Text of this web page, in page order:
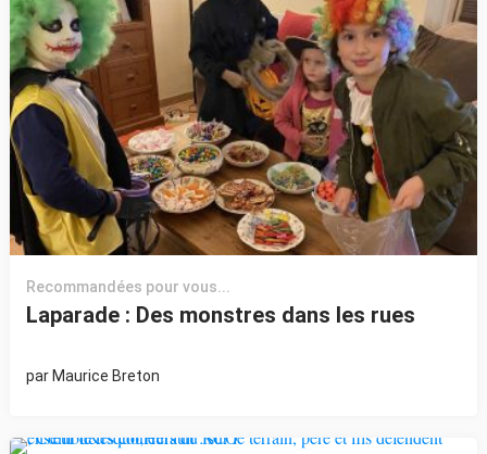
Recommandées pour vous...
Laparade : Des monstres dans les rues
par Maurice Breton